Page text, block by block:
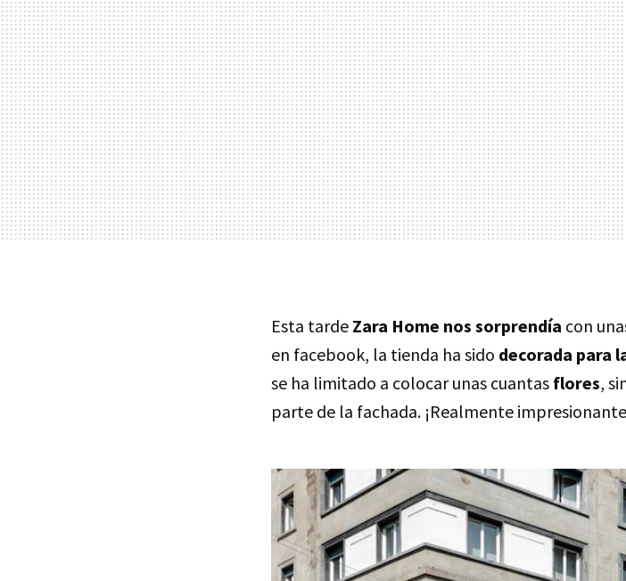
Esta tarde Zara Home nos sorprendía con
en facebook, la tienda ha sido decorada para
se ha limitado a colocar unas cuantas flores,
parte de la fachada. ¡Realmente